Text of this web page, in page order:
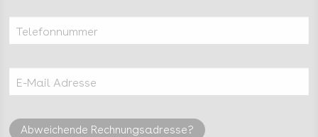
Telefonnummer
E-Mail Adresse
Abweichende Rechnungsadresse?